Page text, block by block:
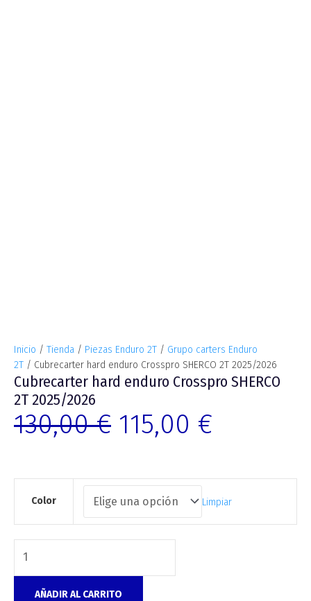
Inicio / Tienda / Piezas Enduro 2T / Grupo carters Enduro
2T / Cubrecarter hard enduro Crosspro SHERCO 2T 2025/2026
Cubrecarter hard enduro Crosspro SHERCO
2T 2025/2026
130,00€ 115,00 €
Color Limpiar
AÑADIR AL CARRITO